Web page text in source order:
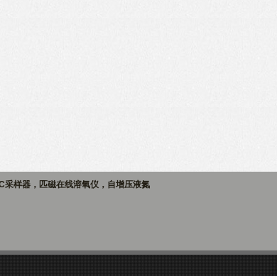
样器，匹磁在线溶氧仪，自增压液氮